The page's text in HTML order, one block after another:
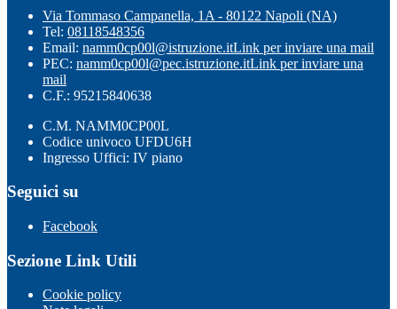
Via Tommaso Campanella, 1A - 80122 Napoli (NA)
Tel: 08118548356
Email: namm0cp00l@istruzione.itLink per inviare una mail
PEC: namm0cp00l@pec.istruzione.itLink per inviare una
mail
C.F.: 95215840638
C.M. NAMM0CP00L
Codice univoco UFDU6H
Ingresso Uffici: IV piano
Seguici su
Facebook
Sezione Link Utili
Cookie policy